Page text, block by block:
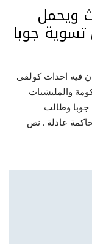
ويحمل
جوبا
فيه احداث كولقى
والمليشيات
جوبا وطالب
عادلة . نص